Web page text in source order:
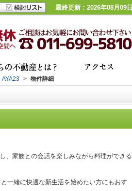
最終更新：2026年08月09日
AYA23 > 物件詳細
、家族との会話を楽しみながら料理ができる
一緒に快適な新生活を始めたい方にもおす